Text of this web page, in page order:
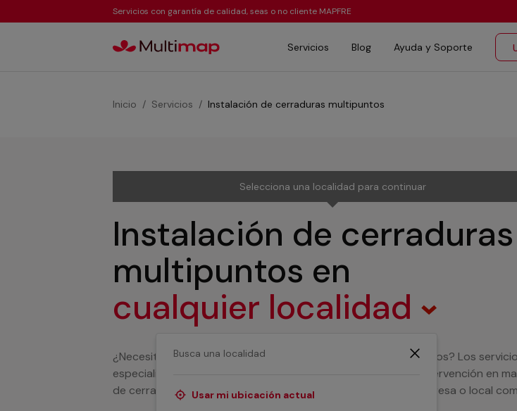
Servicios con garantía de calidad, seas o no cliente MAPFRE
Servicios Blog Ayuda y Soporte
Inicio Servicios Instalación de cerraduras multipuntos
Selecciona una localidad para continuar
Instalación de cerraduras
multipuntos en
cualquier localidad
Usar mi ubicación actual
¿Necesitas llevar a cabo la instalación de cerraduras multipuntos? Los
especializados que te ofrecemos pueden realizar cualquier intervención en
de cerrajería, tanto si es para un domicilio como para una empresa o local